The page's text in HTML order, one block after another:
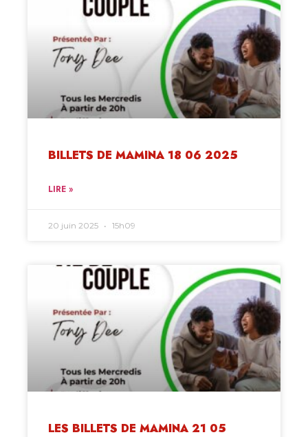
BILLETS DE MAMINA 18 06 2025
LIRE »
20 juin 2025 15h09
LES BILLETS DE MAMINA 21 05